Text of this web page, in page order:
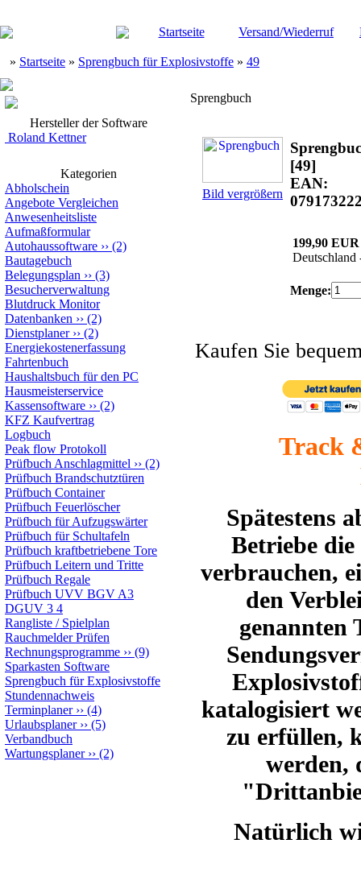
Startseite Versand/Wiederruf
» Startseite » Sprengbuch für Explosivstoffe » 49
Hersteller der Software
Roland Kettner
Kategorien
Abholschein
Angebote Vergleichen
Anwesenheitsliste
Aufmaßformular
Autohaussoftware ›› (2)
Bautagebuch
Belegungsplan ›› (3)
Besucherverwaltung
Blutdruck Monitor
Datenbanken ›› (2)
Dienstplaner›› (2)
Energiekostenerfassung
Fahrtenbuch
Haushaltsbuch für den PC
Hausmeisterservice
Kassensoftware ›› (2)
KFZ Kaufvertrag
Logbuch
Peak flow Protokoll
Prüfbuch Anschlagmittel ›› (2)
Prüfbuch Brandschutztüren
Prüfbuch Container
Prüfbuch Feuerlöscher
Prüfbuch für Aufzugswärter
Prüfbuch für Schultafeln
Prüfbuch kraftbetriebene Tore
Prüfbuch Leitern und Tritte
Prüfbuch Regale
Prüfbuch UVV BGV A3
DGUV 3 4
Rangliste / Spielplan
Rauchmelder Prüfen
Rechnungsprogramme ›› (9)
Sparkasten Software
Sprengbuch für Explosivstoffe
Stundennachweis
Terminplaner›› (4)
Urlaubsplaner›› (5)
Verbandbuch
Wartungsplaner›› (2)
Sprengbuch
Bild vergrößern
[49]
EAN:
199,90 EUR
Deutschland
Menge:
Kaufen Sie
Track
Spätestens
Betriebe
verbrauchen,
den
genannten
katalogisiert
zu erfüllen,
werden,
Natürlich